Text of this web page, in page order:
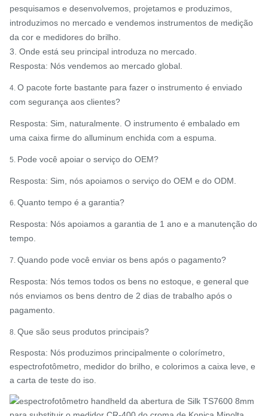
pesquisamos e desenvolvemos, projetamos e produzimos,
introduzimos no mercado e vendemos instrumentos de medição
da cor e medidores do brilho.
3. Onde está seu principal introduza no mercado.
Resposta: Nós vendemos ao mercado global.
4. O pacote forte bastante para fazer o instrumento é enviado
com segurança aos clientes?
Resposta: Sim, naturalmente. O instrumento é embalado em
uma caixa firme do alluminum enchida com a espuma.
5. Pode você apoiar o serviço do OEM?
Resposta: Sim, nós apoiamos o serviço do OEM e do ODM.
6. Quanto tempo é a garantia?
Resposta: Nós apoiamos a garantia de 1 ano e a manutenção do
tempo.
7. Quando pode você enviar os bens após o pagamento?
Resposta: Nós temos todos os bens no estoque, e general que
nós enviamos os bens dentro de 2 dias de trabalho após o
pagamento.
8. Que são seus produtos principais?
Resposta: Nós produzimos principalmente o colorímetro,
espectrofotômetro, medidor do brilho, e colorimos a caixa leve, e
a carta de teste do iso.